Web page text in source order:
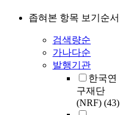
좁혀본 항목 보기순서
검색량순
가나다순
발행기관
한국연
구재단
(NRF) (43)